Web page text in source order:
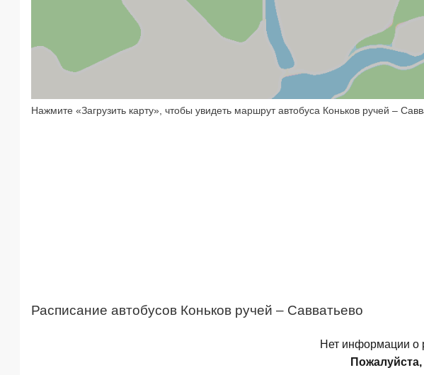
Нажмите «Загрузить карту», чтобы увидеть маршрут автобуса Коньков ручей –
Расписание автобусов Коньков ручей – Савватьево
Нет информации о